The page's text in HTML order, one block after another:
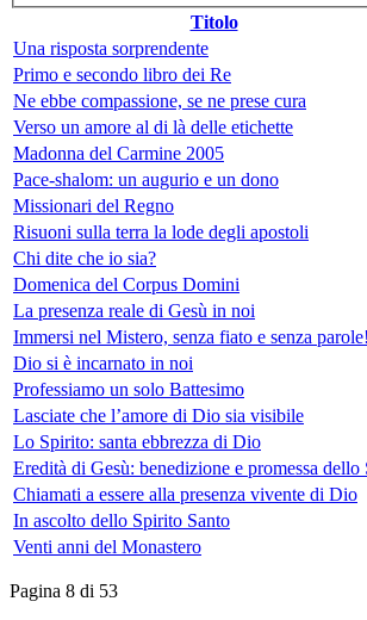
Titolo
Una risposta sorprendente
Primo e secondo libro dei Re
Ne ebbe compassione, se ne prese cura
Verso un amore al di là delle etichette
Madonna del Carmine 2005
Pace-shalom: un augurio e un dono
Missionari del Regno
Risuoni sulla terra la lode degli apostoli
Chi dite che io sia?
Domenica del Corpus Domini
La presenza reale di Gesù in noi
Immersi nel Mistero, senza fiato e senza parole!
Dio si è incarnato in noi
Professiamo un solo Battesimo
Lasciate che l’amore di Dio sia visibile
Lo Spirito: santa ebbrezza di Dio
Eredità di Gesù: benedizione e promessa dello
Chiamati a essere alla presenza vivente di Dio
In ascolto dello Spirito Santo
Venti anni del Monastero
Pagina 8 di 53